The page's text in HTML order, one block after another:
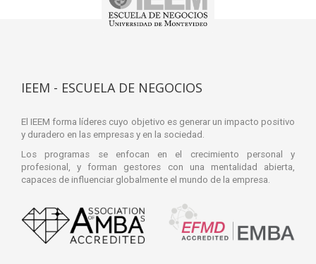
IEEM - ESCUELA DE NEGOCIOS
El IEEM forma líderes cuyo objetivo es generar un impacto positivo
y duradero en las empresas y en la sociedad.
Los programas se enfocan en el crecimiento personal y
profesional, y forman gestores con una mentalidad abierta,
capaces de influenciar globalmente el mundo de la empresa.